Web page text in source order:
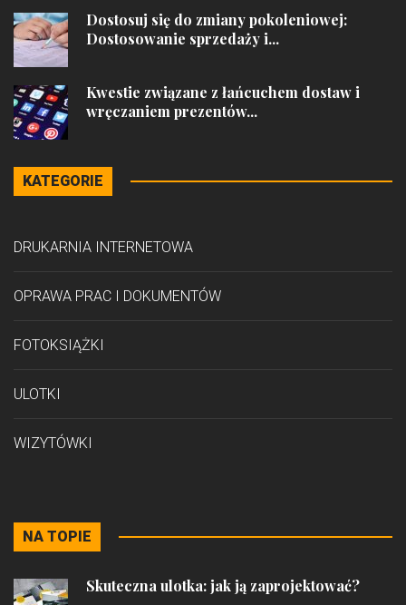
Dostosuj się do zmiany pokoleniowej:
Dostosowanie sprzedaży i...
Kwestie związane z łańcuchem dostaw i
wręczaniem prezentów...
KATEGORIE
DRUKARNIA INTERNETOWA
OPRAWA PRAC I DOKUMENTÓW
FOTOKSIĄŻKI
ULOTKI
WIZYTÓWKI
NA TOPIE
Skuteczna ulotka: jak ją zaprojektować?